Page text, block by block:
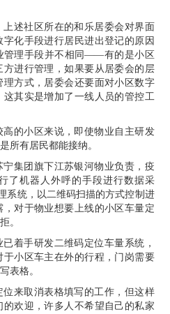
述社区所在的和 乐居委会对界面
化手段进行居民进出登记的原因
管理手段并不相同——有的是小区
进行管理，如果要从居委会的层
方式，居委会还要面对小区数字
其实是增加了一线人员的管控工
的小区来说，即使物业自主研发
所有居民都能接纳。
集团旗下江苏银河物业负责，疫
了机器人外呼的手段进行数据采
系统，以二维码扫描的方式控制进
对于物业想要上线的小区车量定
。
着手研发二维码定位车量系统，
小区车主在外的行程，门岗需要
表格。
来取消表格填写的工作，但这样
欢迎，许多人不希望自己的私家